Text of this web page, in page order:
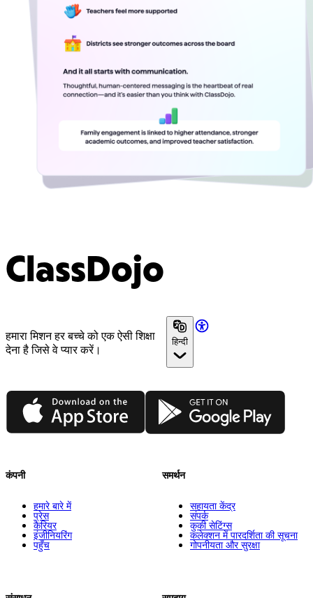
ClassDojo
हमारा मिशन हर बच्चे को एक ऐसी शिक्षा
देना है जिसे वे प्यार करें।
हिन्दी
App Store Google Play
कंपनी
हमारे बारे में
प्रेस
कैरियर
इंजीनियरिंग
पहुँच
समर्थन
सहायता केंद्र
संपर्क
कुकी सेटिंग्स
कलेक्शन में पारदर्शिता की सूचना
गोपनीयता और सुरक्षा